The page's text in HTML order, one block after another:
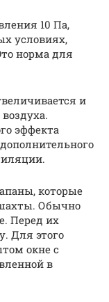
10 Па,
условиях,
норма для
и
эффекта
которые
Обычно
Перед их
Для этого
окне с
в